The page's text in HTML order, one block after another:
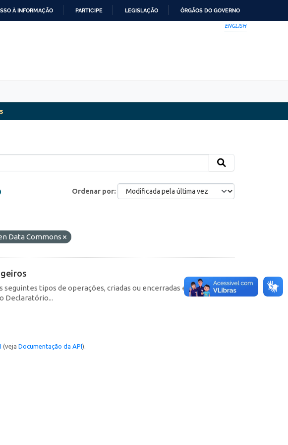
À INFORMAÇÃO PARTICIPE LEGISLAÇÃO ÓRGÃOS DO GOVERNO
ENGLISH
Ordenar por
Data Commons
tipos de operações, criadas ou encerradas em cada
Declaratório...
(veja Documentação da API).